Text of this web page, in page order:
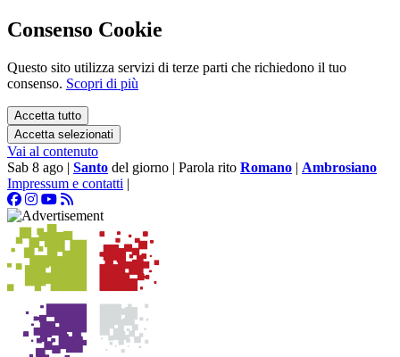
Consenso Cookie
Questo sito utilizza servizi di terze parti che richiedono il tuo
consenso. Scopri di più
Accetta tutto
Accetta selezionati
Vai al contenuto
Sab 8 ago | Santo del giorno | Parola rito Romano | Ambrosiano
Impressum e contatti |